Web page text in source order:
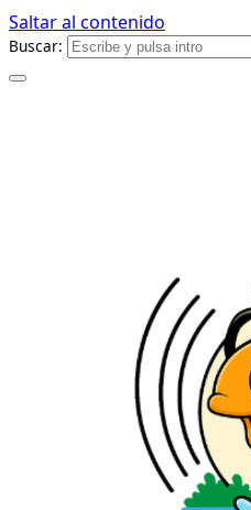
Saltar al contenido
Buscar: